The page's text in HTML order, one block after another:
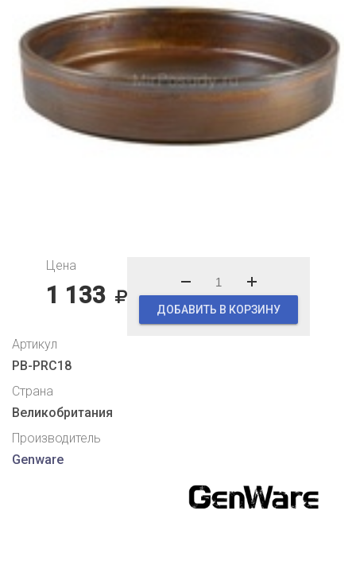
Цена
1 133
ДОБАВИТЬ В КОРЗИНУ
Артикул
PB-PRC18
Страна
Великобритания
Производитель
Genware